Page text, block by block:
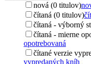
nová (0 titulov)
čítaná (0 titulov)
čítaná - výborný
čítaná - mierne
opotrebovaná
čítané verzie
vypredaných kníh